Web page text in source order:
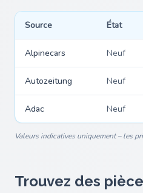
Source État
Alpinecars Neuf
Autozeitung Neuf
Adac Neuf
Valeurs indicatives uniquement – les
Trouvez des